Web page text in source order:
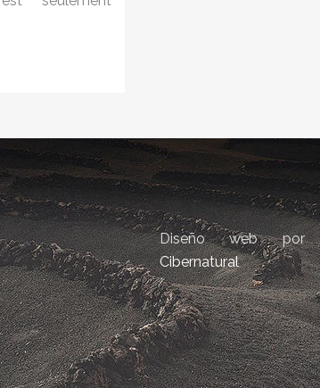
Diseño web
Cibernatural